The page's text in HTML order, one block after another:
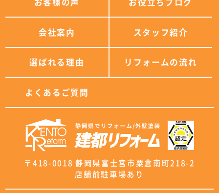
会社案内 スタッフ紹介
選ばれる理由 リフォームの流れ
よくあるご質問
〒418-0018 静岡県富士宮市粟倉南町218-2
店舗前駐車場あり